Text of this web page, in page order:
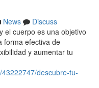
News
Discuss
el cuerpo es una objetivo
forma efectiva de
y aumentar tu
descubre-tu-